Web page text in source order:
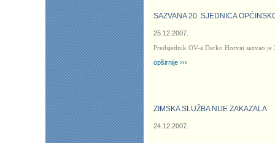
SAZVANA 20. SJEDNICA
25.12.2007.
Predsjednik OV-a Darko Horvat sazvao je
opširnije ›››
ZIMSKA SLUŽBA NIJE ZAKAZALA
24.12.2007.